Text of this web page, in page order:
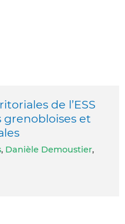
de l’ESS
grenobloises et
, Danièle Demoustier,